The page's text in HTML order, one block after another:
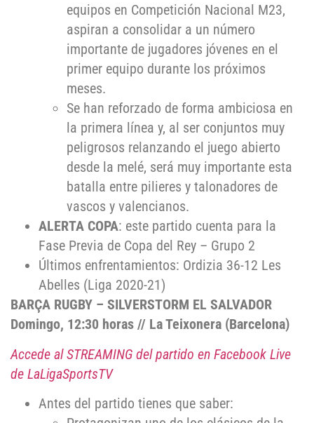
equipos en Competición Nacional M23,
aspiran a consolidar a un número
importante de jugadores jóvenes en el
primer equipo durante los próximos
meses.
Se han reforzado de forma ambiciosa en
la primera línea y, al ser conjuntos muy
peligrosos relanzando el juego abierto
desde la melé, será muy importante esta
batalla entre pilieres y talonadores de
vascos y valencianos.
ALERTA COPA: este partido cuenta para la
Fase Previa de Copa del Rey – Grupo 2
Últimos enfrentamientos: Ordizia 36-12 Les
Abelles (Liga 2020-21)
BARÇA RUGBY – SILVERSTORM EL SALVADOR
Domingo, 12:30 horas // La Teixonera (Barcelona)
Accede al STREAMING del partido en Facebook Live
de LaLigaSportsTV
Antes del partido tienes que saber: